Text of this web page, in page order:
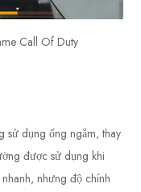
Call Of Duty
sử dụng ống ngắm, thay
được sử dụng khi
nhưng độ chính